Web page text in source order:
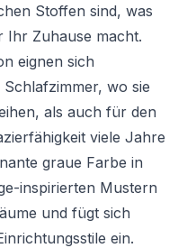
Stoffen sind, was
Ihr Zuhause macht.
eignen sich
wo sie
als auch für den
viele Jahre
graue Farbe in
inspirierten Mustern
und fügt sich
ein.